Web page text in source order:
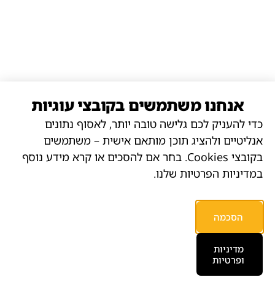
אנחנו משתמשים בקובצי עוגיות
כדי להעניק לכם גלישה טובה יותר, לאסוף נתונים
אנליטיים ולהציג תוכן מותאם אישית – משתמשים
בקובצי Cookies. בחר אם להסכים או קרא מידע נוסף
במדיניות הפרטיות שלנו.
הסכמה
מדיניות
ופרטיות